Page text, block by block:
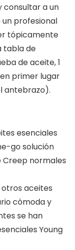
consultar a un
profesional
tópicamente
tabla de
de aceite, 1
primer lugar
antebrazo).
esenciales
go solución
normales
otros aceites
cómoda y
se han
Young